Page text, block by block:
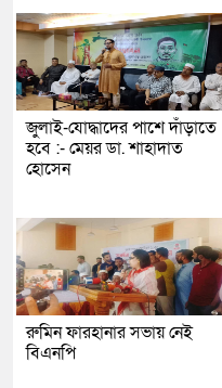
জুলাই-যোদ্ধাদের পাশে দাঁড়াতে
হবে :- মেয়র ডা. শাহাদাত
হোসেন
রুমিন ফারহানার সভায় নেই
বিএনপি